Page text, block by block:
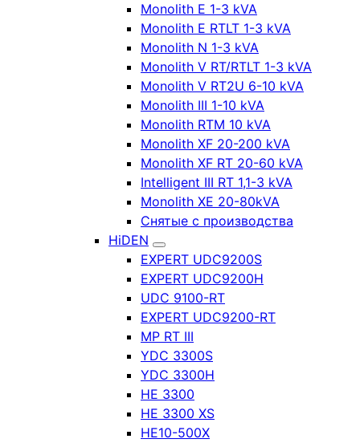
Monolith E 1-3 kVA
Monolith E RTLT 1-3 kVA
Monolith N 1-3 kVA
Monolith V RT/RTLT 1-3 kVA
Monolith V RT2U 6-10 kVA
Monolith III 1-10 kVA
Monolith RTM 10 kVA
Monolith XF 20-200 kVA
Monolith XF RT 20-60 kVA
Intelligent III RT 1,1-3 kVA
Monolith XE 20-80kVA
Снятые с производства
HiDEN
EXPERT UDC9200S
EXPERT UDC9200H
UDC 9100-RT
EXPERT UDC9200-RT
MP RT III
YDC 3300S
YDC 3300H
HE 3300
HE 3300 XS
HE10-500X